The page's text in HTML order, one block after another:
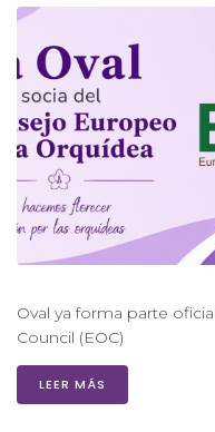
Oval ya forma parte
Council (EOC)
LEER MÁS